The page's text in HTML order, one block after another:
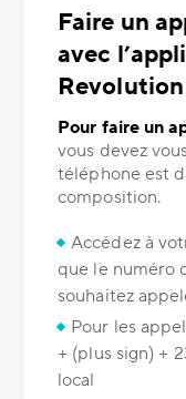
Faire un
avec
Revolution
Pour faire un
vous devez
téléphone est
composition.
Accédez à
que le numéro
souhaitez
Pour les
+ (plus sign) +
local